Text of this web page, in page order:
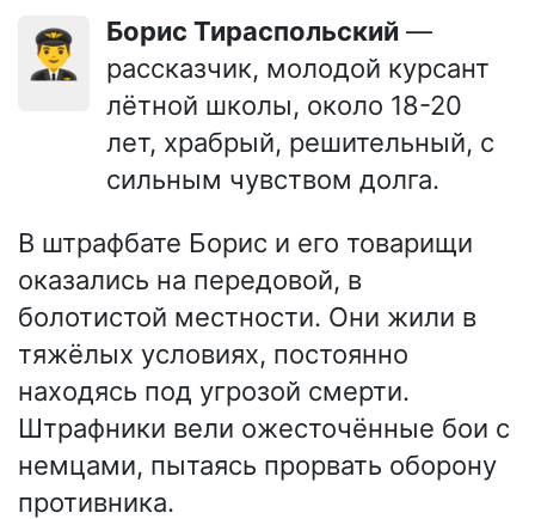
👨‍✈️ Борис Тираспольский —
рассказчик, молодой курсант
лётной школы, около 18-20
лет, храбрый, решительный, с
сильным чувством долга.
В штрафбате Борис и его товарищи
оказались на передовой, в
болотистой местности. Они жили в
тяжёлых условиях, постоянно
находясь под угрозой смерти.
Штрафники вели ожесточённые бои с
немцами, пытаясь прорвать оборону
противника.